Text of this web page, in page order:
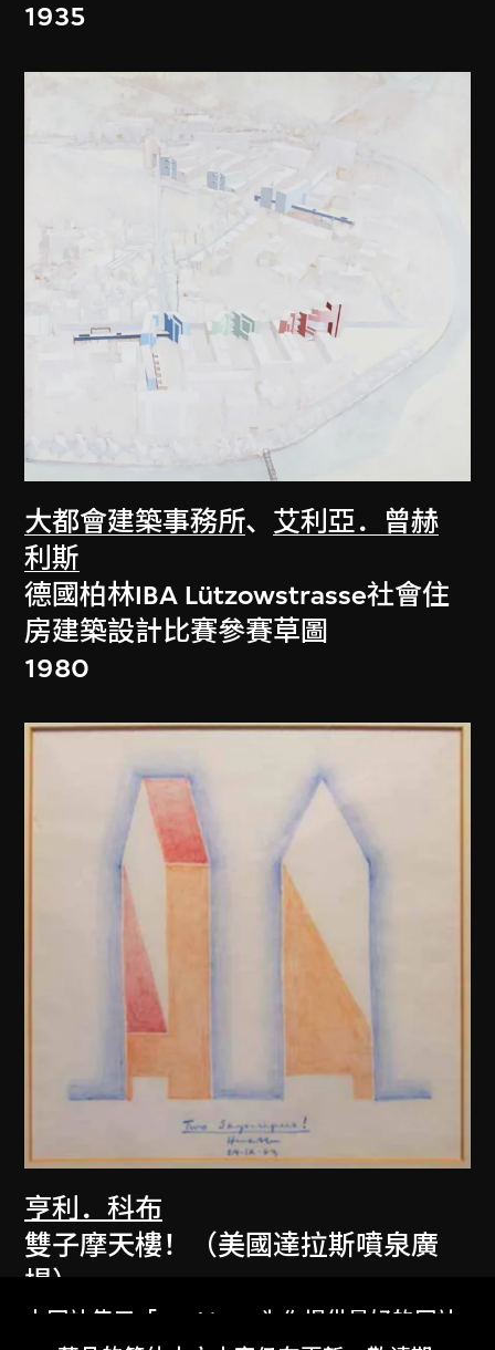
1935
大都會建築事務所、 艾利亞．曾赫
利斯
德國柏林IBA Lützowstrasse社會住
房建築設計比賽參賽草圖
1980
亨利．科布
雙子摩天樓！（美國達拉斯噴泉廣
場）
1983
本网站使用「Cookies」为你提供最好的网站